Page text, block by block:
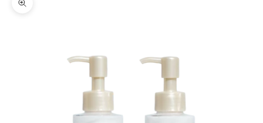
ズームイン